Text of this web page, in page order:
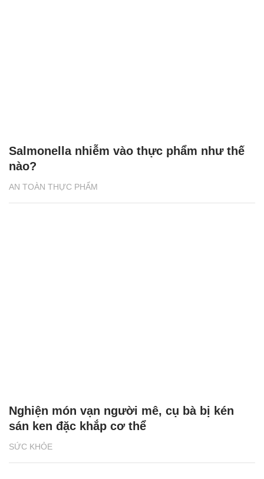
AN TOÀN THỰC PHẨM
Salmonella nhiễm vào thực phẩm như thế
nào?
SỨC KHỎE
Nghiện món vạn người mê, cụ bà bị kén
sán ken đặc khắp cơ thể